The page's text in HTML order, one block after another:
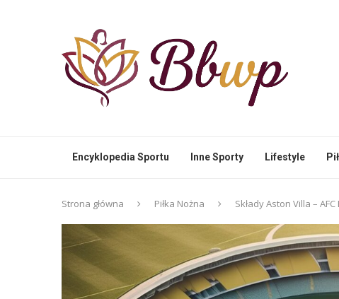
Encyklopedia Sportu Inne Sporty Lifestyle
Strona główna Piłka Nożna Składy Aston Villa –